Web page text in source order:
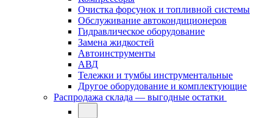
Очистка форсунок и топливной системы
Обслуживание автокондиционеров
Гидравлическое оборудование
Замена жидкостей
Автоинструменты
АВД
Тележки и тумбы инструментальные
Другое оборудование и комплектующие
Распродажа склада — выгодные остатки